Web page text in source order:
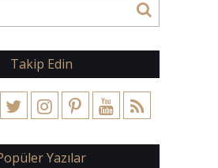
Takip Edin
Yazılar